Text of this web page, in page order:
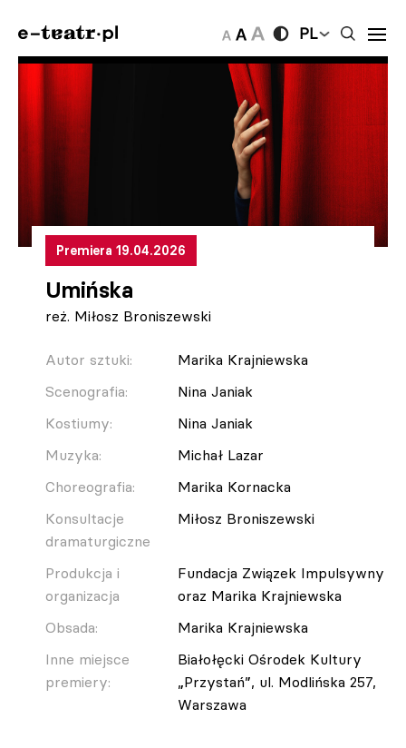
PL
Premiera 19.04.2026
Umińska
reż. Miłosz Broniszewski
Autor sztuki:
Marika Krajniewska
Scenografia:
Nina Janiak
Kostiumy:
Nina Janiak
Muzyka:
Michał Lazar
Choreografia:
Marika Kornacka
Konsultacje
dramaturgiczne
Miłosz Broniszewski
Produkcja i
organizacja
Fundacja Związek Impulsywny
oraz Marika Krajniewska
Obsada:
Marika Krajniewska
Inne miejsce
premiery:
Białołęcki Ośrodek Kultury
„Przystań”, ul. Modlińska 257,
Warszawa